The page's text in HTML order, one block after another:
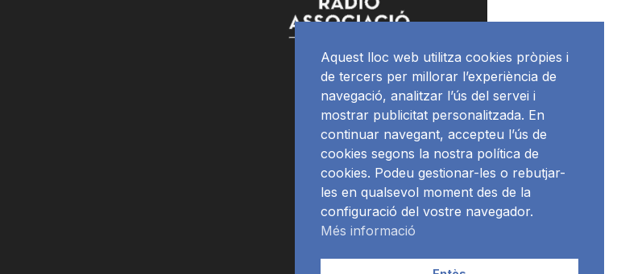
Aquest lloc web utilitza cookies pròpies i
de tercers per millorar l’experiència de
navegació, analitzar l’ús del servei i
mostrar publicitat personalitzada. En
continuar navegant, accepteu l’ús de
cookies segons la nostra política de
cookies. Podeu gestionar-les o rebutjar-
les en qualsevol moment des de la
configuració del vostre navegador.
Més informació